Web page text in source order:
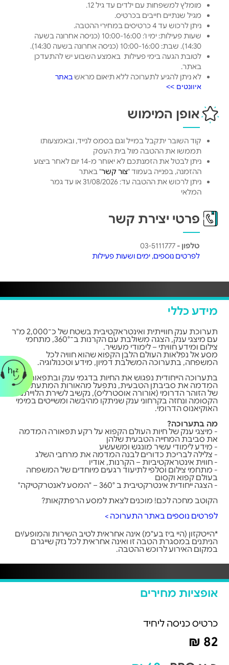
מומלץ למשפחות עם ילדים עד גיל 12.
מגיל שנתיים חייבים בכרטיס.
ניתן לרכוש עד 4 כרטיסים במחירי ההטבה.
שעות פעילות: ימי ו': 10:00-16:00 (כניסה אחרונה בשעה
14:30). שבת: 10:00-16:00 (כניסה אחרונה בשעה 14:30).
לטובת הגעה בימי פעילות באמצע השבוע יש להתעדכן
באתר.
לא ניתן להגיע לתערוכה ללא תיאום מראשבאתר
איוונטים >>
אופן המימוש
קוד השובר יתקבל במייל וגם בסמס לנייד, ובאמצעותו
תממשו את ההטבה מול בית העסק
ניתן לבטל את הזמנתכם לא יאוחר מ-14 יום לאחר ביצוע
ההזמנה, בפנייה בעמוד "צור קשר" באתר
ניתן לרכוש את ההטבה עד: 31/08/2026 או עד גמר
המלאי
פרטי יצירת קשר
טלפון -03-5111777
לפרטים נוספים, ימים ושעות פעילות
מידע כללי
תערוכת ענק חווייתית ואינטראקטיבית בשטח של כ־2,000 מ"ר
עם מיצגי ענק, הצגה משולבת עם הקרנות ב־360°, מתחמי
צילום ומידע חוויתי – לימודי מעשיר.
מסע אל נפלאות העולם הלבן הקפוא שהוא חוויה לכל
המשפחה, בתערוכה המשלבת דמיון, מידע וטכנולוגיה.
בתערוכה הייחודית נפגוש את החיות בדגמי ענק ובתפאורה
המדמה את סביבתן הטבעית, נתפעל מהאורות המתעתעים
של הזוהר הדרומי (אורורה אוסטרליס), נקשיב לשירת הלוייתנים
הקסומה ונחזה בקרחוני ענק שניתקו מהיבשה ומשייטים במימי
האוקיאנוס הדרומי.
מה בתערוכה?
- מיצגי ענק של חיות העולם הקפוא על רקע תפאורה המדמה
את סביבת המחייה הטבעית שלהן
- מידע לימודי עשיר מונגש ומשעשע
- צלילה לבריכת כדורים לבנה המדמה את מרחבי השלג
- חווית אינטראקטיביות – הקרנות, אודיו
- מתחמי צילום וסלפי לתיעוד רגעים מיוחדים של המשפחה
בעולם קפוא וקסום
- הצגה ייחודית אינטרקטיבית ב 360° – "המסע לאנטרקטיקה"
הקוטב מחכה לכם! מוכנים לצאת למסע הרפתקאות?
לפרטים נוספים באתר התערוכה >
*הייטקזון (היי ביז בע"מ) אינה אחראית לטיב השירות והמופע/ים
הניתנים במסגרת הטבה זו ואינה אחראית לכל נזק שייגרם
במקום האירוע לרוכש ההטבה.
אופציות מחירים
כרטיס כניסה ליחיד
82 ₪